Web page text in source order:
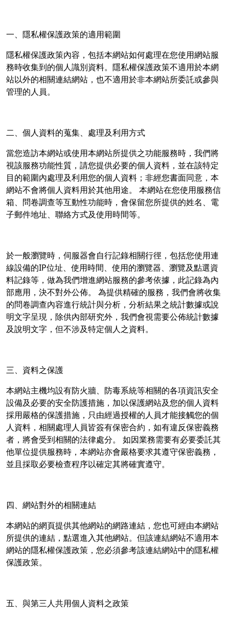
一、隱私權保護政策的適用範圍
隱私權保護政策內容，包括本網站如何處理在您使用網站服
務時收集到的個人識別資料。隱私權保護政策不適用於本網
站以外的相關連結網站，也不適用於非本網站所委託或參與
管理的人員。
二、個人資料的蒐集、處理及利用方式
當您造訪本網站或使用本網站所提供之功能服務時，我們將
視該服務功能性質，請您提供必要的個人資料，並在該特定
目的範圍內處理及利用您的個人資料；非經您書面同意，本
網站不會將個人資料用於其他用途。 本網站在您使用服務信
箱、問卷調查等互動性功能時，會保留您所提供的姓名、電
子郵件地址、聯絡方式及使用時間等。
於一般瀏覽時，伺服器會自行記錄相關行徑，包括您使用連
線設備的IP位址、使用時間、使用的瀏覽器、瀏覽及點選資
料記錄等，做為我們增進網站服務的參考依據，此記錄為內
部應用，決不對外公佈。 為提供精確的服務，我們會將收集
的問卷調查內容進行統計與分析，分析結果之統計數據或說
明文字呈現，除供內部研究外，我們會視需要公佈統計數據
及說明文字，但不涉及特定個人之資料。
三、資料之保護
本網站主機均設有防火牆、防毒系統等相關的各項資訊安全
設備及必要的安全防護措施，加以保護網站及您的個人資料
採用嚴格的保護措施，只由經過授權的人員才能接觸您的個
人資料，相關處理人員皆簽有保密合約，如有違反保密義務
者，將會受到相關的法律處分。 如因業務需要有必要委託其
他單位提供服務時，本網站亦會嚴格要求其遵守保密義務，
並且採取必要檢查程序以確定其將確實遵守。
四、網站對外的相關連結
本網站的網頁提供其他網站的網路連結，您也可經由本網站
所提供的連結，點選進入其他網站。但該連結網站不適用本
網站的隱私權保護政策，您必須參考該連結網站中的隱私權
保護政策。
五、與第三人共用個人資料之政策